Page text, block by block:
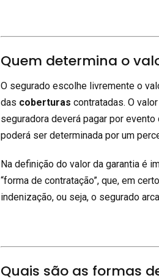
Quem determina o
O segurado escolhe livremente o
das coberturas contratadas. O
seguradora deverá pagar por
poderá ser determinada por um
Na definição do valor da garantia é
“forma de contratação”, que, em
indenização, ou seja, o segurado
Quais são as formas